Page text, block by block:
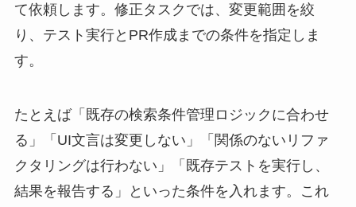
て依頼します。修正タスクでは、変更範囲を絞
り、テスト実行とPR作成までの条件を指定しま
す。
たとえば「既存の検索条件管理ロジックに合わせ
る」「UI文言は変更しない」「関係のないリファ
クタリングは行わない」「既存テストを実行し、
結果を報告する」といった条件を入れます。これ